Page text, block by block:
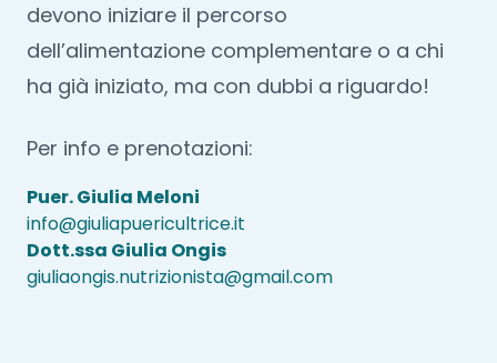
devono iniziare il percorso
dell’alimentazione complementare o a chi
ha già iniziato, ma con dubbi a riguardo!
Per info e prenotazioni:
Puer. Giulia Meloni
info@giuliapuericultrice.it
Dott.ssa Giulia Ongis
giuliaongis.nutrizionista@gmail.com